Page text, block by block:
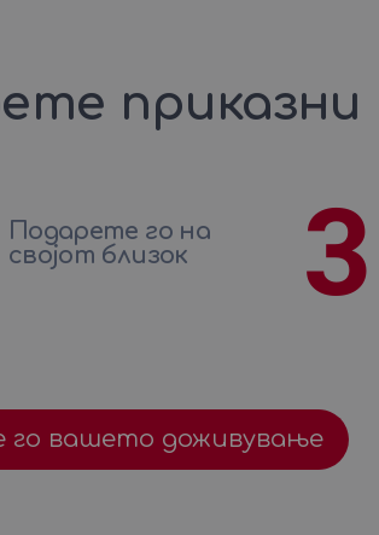
приказни
Подарете го на
својот близок
3
го вашето доживување